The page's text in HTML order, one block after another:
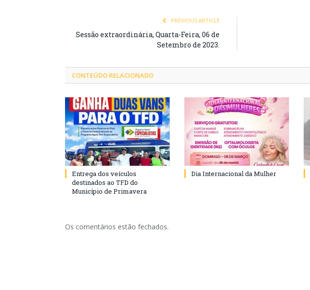
PREVIOUS ARTICLE
Sessão extraordinária, Quarta-Feira, 06 de
Setembro de 2023.
CONTEÚDO RELACIONADO
Entrega dos veículos
destinados ao TFD do
Município de Primavera
Dia Internacional da Mulher
Os comentários estão fechados.